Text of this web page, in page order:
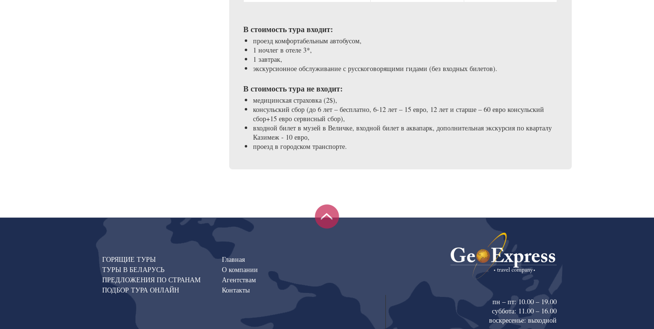
В стоимость тура входит:
проезд комфортабельным автобусом,
1 ночлег в отеле 3*,
1 завтрак,
экскурсионное обслуживание с русскоговорящими гидами (без входных билетов).
В стоимость тура не входит:
медицинская страховка (2$),
консульский сбор (до 6 лет – бесплатно, 6-12 лет – 15 евро, 12 лет и старше – 60 евро консульский
сбор+15 евро сервисный сбор),
входной билет в музей в Величке, входной билет в аквапарк, дополнительная экскурсия по кварталу
Казимеж - 10 евро,
проезд в городском транспорте.
ГОРЯЩИЕ ТУРЫ
ТУРЫ В БЕЛАРУСЬ
ПРЕДЛОЖЕНИЯ ПО СТРАНАМ
ПОДБОР ТУРА ОНЛАЙН
Главная
О компании
Агентствам
Контакты
пн – пт: 10.00 – 19.00
суббота: 11.00 – 16.00
воскресенье: выходной